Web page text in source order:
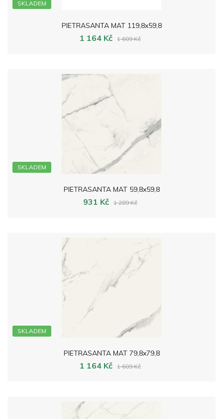
SKLADEM
PIETRASANTA MAT 119,8x59,8
1 164 Kč 1 609 Kč
SKLADEM
PIETRASANTA MAT 59,8x59,8
931 Kč 1 289 Kč
SKLADEM
PIETRASANTA MAT 79,8x79,8
1 164 Kč 1 609 Kč